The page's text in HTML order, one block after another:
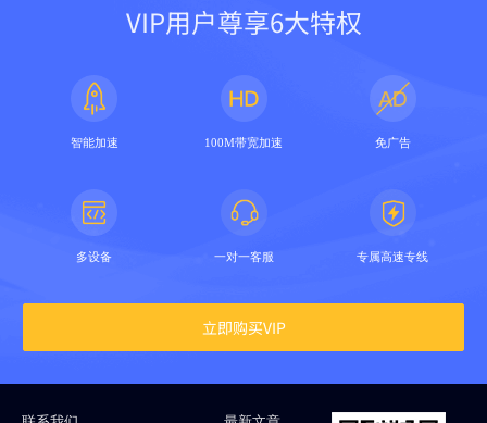
VIP用户尊享6大特权
智能加速 100M带宽加速 免广告
多设备 一对一客服 专属高速专线
立即购买VIP